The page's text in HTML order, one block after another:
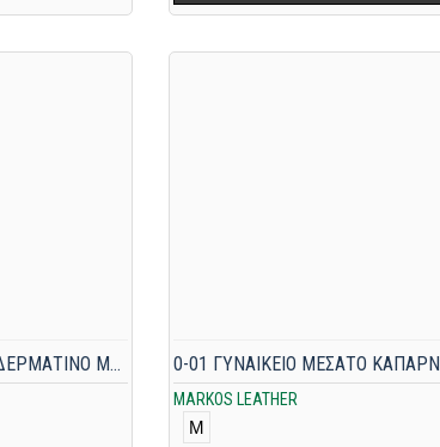
B-2040 ΓΥΝΑΙΚΕΙΟ ΔΕΡΜΑΤΙΝΟ ΜΠΟΥΦΑΝ ΜΑΥΡΟ
MARKOS LEATHER
M